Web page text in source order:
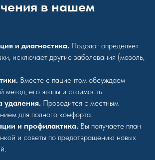
в нашем
и диагностика. Подолог определяет
исключает другие заболевания (мозоль,
Вместе с пациентом обсуждаем
метод, его этапы и стоимость.
удаления. Проводится с местным
для полного комфорта.
и профилактика. Вы получаете план
и советы по предотвращению новых